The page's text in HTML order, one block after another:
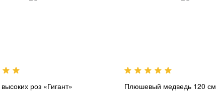
роз «Гигант» Плюшевый медведь 120 см